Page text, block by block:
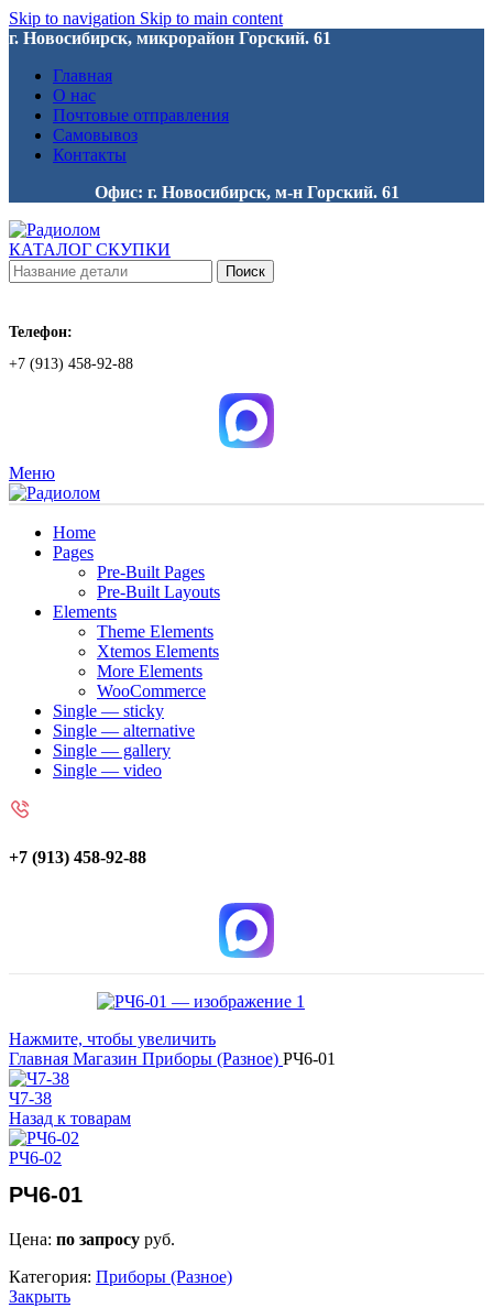
Skip to navigation Skip to main content
г. Новосибирск, микрорайон Горский. 61
Главная
О нас
Почтовые отправления
Самовывоз
Контакты
Офис: г. Новосибирск, м-н Горский. 61
КАТАЛОГ СКУПКИ
Поиск
Телефон:
+7 (913) 458-92-88
Меню
Home
Pages
Pre-Built Pages
Pre-Built Layouts
Elements
Theme Elements
Xtemos Elements
More Elements
WooCommerce
Single — sticky
Single — alternative
Single — gallery
Single — video
+7 (913) 458-92-88
Нажмите, чтобы увеличить
Главная Магазин Приборы (Разное) РЧ6-01
Ч7-38
Назад к товарам
РЧ6-02
РЧ6-01
Цена: по запросу руб.
Категория: Приборы (Разное)
Закрыть